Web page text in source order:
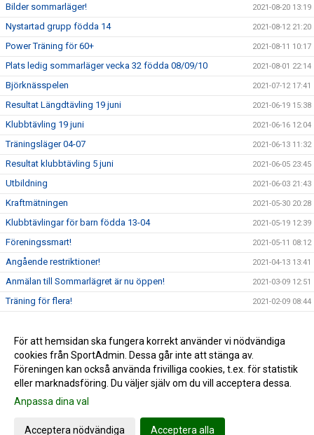
Bilder sommarläger! 2021-08-20 13:19
Nystartad grupp födda 14 2021-08-12 21:20
Power Träning för 60+ 2021-08-11 10:17
Plats ledig sommarläger vecka 32 födda 08/09/10 2021-08-01 22:14
Björknässpelen 2021-07-12 17:41
Resultat Längdtävling 19 juni 2021-06-19 15:38
Klubbtävling 19 juni 2021-06-16 12:04
Träningsläger 04-07 2021-06-13 11:32
Resultat klubbtävling 5 juni 2021-06-05 23:45
Utbildning 2021-06-03 21:43
Kraftmätningen 2021-05-30 20:28
Klubbtävlingar för barn födda 13-04 2021-05-19 12:39
Föreningssmart! 2021-05-11 08:12
Angående restriktioner! 2021-04-13 13:41
Anmälan till Sommarlägret är nu öppen! 2021-03-09 12:51
Träning för flera! 2021-02-09 08:44
Carl-Einar över 5 m i stavhopp! 2021-01-16 19:24
Alla träningar ställs in för alla t.o.m 24 januari 2021-01-07 10:47
Gå till Webbversion
För att hemsidan ska fungera korrekt använder vi nödvändiga
cookies från SportAdmin. Dessa går inte att stänga av.
Föreningen kan också använda frivilliga cookies, t.ex. för statistik
eller marknadsföring. Du väljer själv om du vill acceptera dessa.
Anpassa dina val
Acceptera nödvändiga Acceptera alla